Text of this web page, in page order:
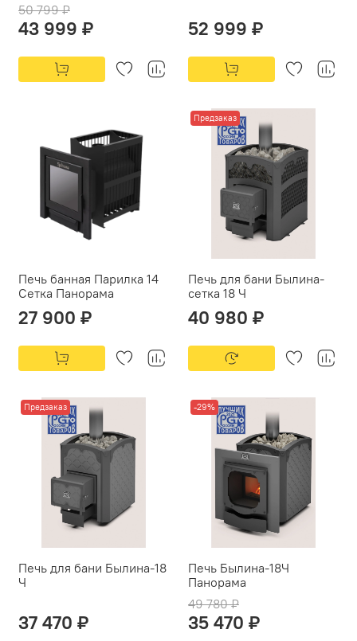
50 799 ₽
43 999 ₽ 52 999 ₽
Печь банная Парилка 14
Сетка Панорама
27 900 ₽
Предзаказ
Печь для бани Былина-
сетка 18 Ч
40 980 ₽
Предзаказ
Печь для бани Былина-18
Ч
37 470 ₽
-29%
Печь Былина-18Ч
Панорама
49 780 ₽
35 470 ₽